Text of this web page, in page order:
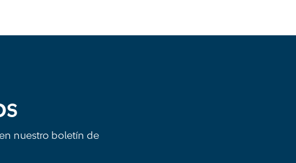
nuestro boletín de